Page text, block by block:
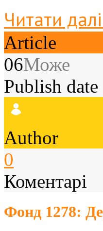
Читати
Article
06Може
Publish date
Author
0
Коментарі
Фонд 1278: